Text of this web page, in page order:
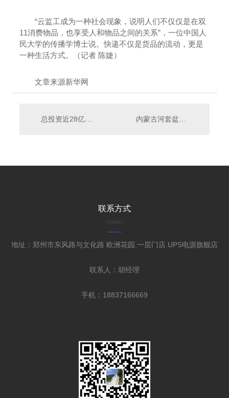
“云监工成为一种社会现象，说明人们不仅仅是在双
11消费物品，也享受人和物品之间的关系”，一位中国人
民大学的传播学博士说。快递不仅是货品的流动，更是
一种生活方式。（记者 陈婕）
文章来源新华网
总投资近28亿，重庆区域治理PPP项目招标！ 内蒙古河套盆地勘探获高产工业油流
联系方式
contact
地址：郑州市东风路与文化路 欧洲花园.一层门店.UPS电源旗舰店
联系人：胡经理
手机：18837166669